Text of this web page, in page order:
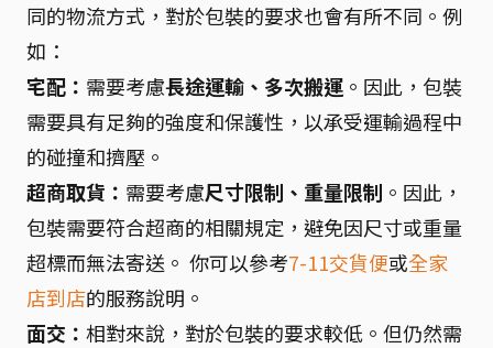
同的物流方式，對於包裝的要求也會有所不同。例
如：
宅配： 需要考慮長途運輸、多次搬運 。因此，包裝
需要具有足夠的強度和保護性，以承受運輸過程中
的碰撞和擠壓。
超商取貨： 需要考慮尺寸限制、重量限制 。因此，
包裝需要符合超商的相關規定，避免因尺寸或重量
超標而無法寄送。 你可以參考7-11交貨便或全家
店到店的服務說明。
面交： 相對來說，對於包裝的要求較低。但仍然需